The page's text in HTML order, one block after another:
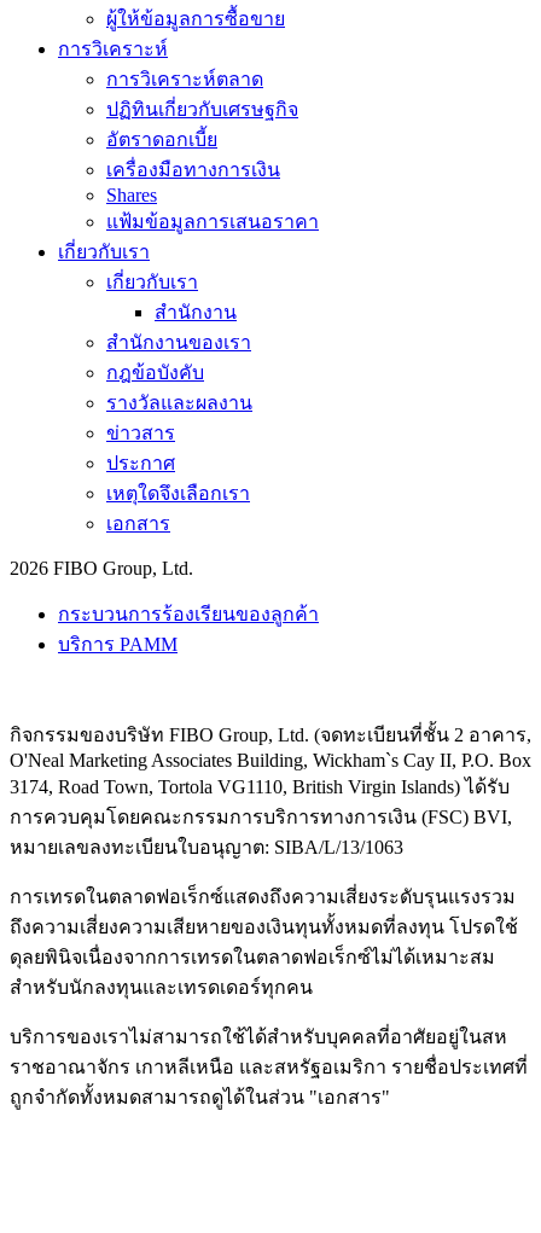
ผู้ให้ข้อมูลการซื้อขาย
การวิเคราะห์
การวิเคราะห์ตลาด
ปฏิทินเกี่ยวกับเศรษฐกิจ
อัตราดอกเบี้ย
เครื่องมือทางการเงิน
Shares
แฟ้มข้อมูลการเสนอราคา
เกี่ยวกับเรา
เกี่ยวกับเรา
สำนักงาน
สำนักงานของเรา
กฎข้อบังคับ
รางวัลและผลงาน
ข่าวสาร
ประกาศ
เหตุใดจึงเลือกเรา
เอกสาร
2026 FIBO Group, Ltd.
กระบวนการร้องเรียนของลูกค้า
บริการ PAMM
กิจกรรมของบริษัท FIBO Group, Ltd. (จดทะเบียนที่ชั้น 2 อาคาร,
O'Neal Marketing Associates Building, Wickham`s Cay II, P.O. Box
3174, Road Town, Tortola VG1110, British Virgin Islands) ได้รับ
การควบคุมโดยคณะกรรมการบริการทางการเงิน (FSC) BVI,
หมายเลขลงทะเบียนใบอนุญาต: SIBA/L/13/1063
การเทรดในตลาดฟอเร็กซ์แสดงถึงความเสี่ยงระดับรุนแรงรวม
ถึงความเสี่ยงความเสียหายของเงินทุนทั้งหมดที่ลงทุน โปรดใช้
ดุลยพินิจเนื่องจากการเทรดในตลาดฟอเร็กซ์ไม่ได้เหมาะสม
สำหรับนักลงทุนและเทรดเดอร์ทุกคน
บริการของเราไม่สามารถใช้ได้สำหรับบุคคลที่อาศัยอยู่ในสห
ราชอาณาจักร เกาหลีเหนือ และสหรัฐอเมริกา รายชื่อประเทศที่
ถูกจำกัดทั้งหมดสามารถดูได้ในส่วน "เอกสาร"